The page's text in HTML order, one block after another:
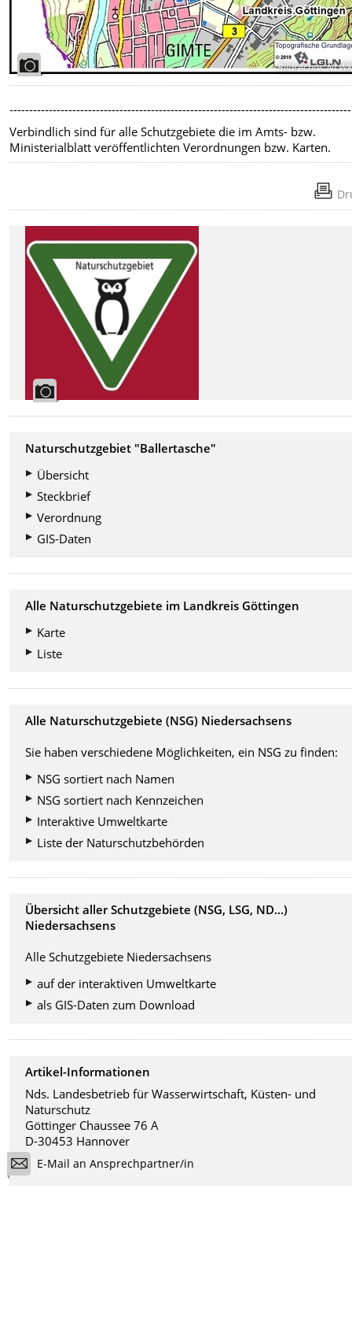
Bildrechte:
---------------------------------------------------------------------------------------
Verbindlich sind für alle Schutzgebiete die im Amts- bzw.
Ministerialblatt veröffentlichten Verordnungen bzw. Karten.
Naturschutzgebiet "Ballertasche"
Übersicht
Steckbrief
Verordnung
GIS-Daten
Alle Naturschutzgebiete im Landkreis Göttingen
Karte
Liste
Alle Naturschutzgebiete (NSG) Niedersachsens
Sie haben verschiedene Möglichkeiten, ein NSG zu finden:
NSG sortiert nach Namen
NSG sortiert nach Kennzeichen
Interaktive Umweltkarte
Liste der Naturschutzbehörden
Übersicht aller Schutzgebiete (NSG, LSG, ND...)
Niedersachsens
Alle Schutzgebiete Niedersachsens
auf der interaktiven Umweltkarte
als GIS-Daten zum Download
Artikel-Informationen
Nds. Landesbetrieb für Wasserwirtschaft, Küsten- und
Naturschutz
Göttinger Chaussee 76 A
D-30453 Hannover
E-Mail an Ansprechpartner/in